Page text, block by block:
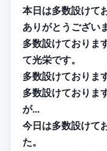
本日は多数設けて
ありがとうござい
多数設けておりま
て光栄です。
多数設けておりま
多数設けておりま
が…
今日は多数設けて
た。